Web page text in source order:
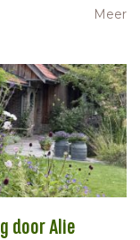
Meer
door Alie